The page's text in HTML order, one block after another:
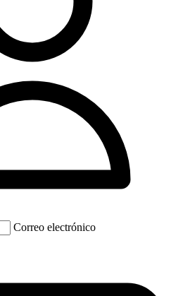
Correo electrónico